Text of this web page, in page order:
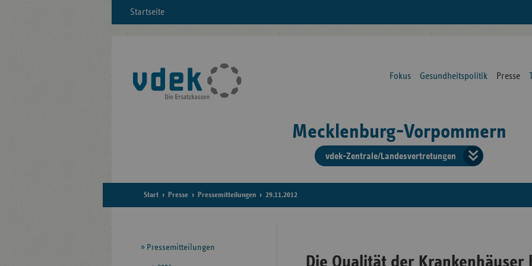
Startseite
Fokus Gesundheitspolitik Presse
Mecklenburg-Vorpommern
vdek-Zentrale/Landesvertretungen
der
Start Presse Pressemitteilungen 29.11.2012
Die Qualität der Krankenhäuser
Seitennavigation
Pressemitteilungen